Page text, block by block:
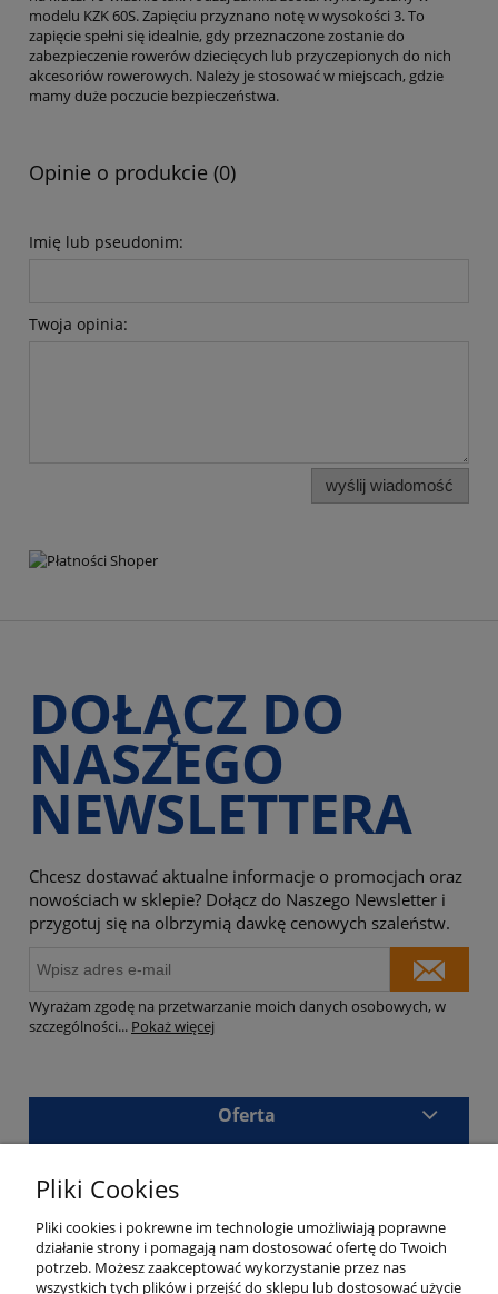
modelu KZK 60S. Zapięciu przyznano notę w wysokości 3. To
zapięcie spełni się idealnie, gdy przeznaczone zostanie do
zabezpieczenie rowerów dziecięcych lub przyczepionych do nich
akcesoriów rowerowych. Należy je stosować w miejscach, gdzie
mamy duże poczucie bezpieczeństwa.
Opinie o produkcie (0)
Imię lub pseudonim:
Twoja opinia:
wyślij wiadomość
DOŁĄCZ DO
NASZEGO
NEWSLETTERA
Chcesz dostawać aktualne informacje o promocjach oraz
nowościach w sklepie? Dołącz do Naszego Newsletter i
przygotuj się na olbrzymią dawkę cenowych szaleństw.
Wyrażam zgodę na przetwarzanie moich danych osobowych, w
szczególności... Pokaż więcej
Oferta
Masz pytania?
Pliki Cookies
Pliki cookies i pokrewne im technologie umożliwiają poprawne
działanie strony i pomagają nam dostosować ofertę do Twoich
potrzeb. Możesz zaakceptować wykorzystanie przez nas
wszystkich tych plików i przejść do sklepu lub dostosować użycie